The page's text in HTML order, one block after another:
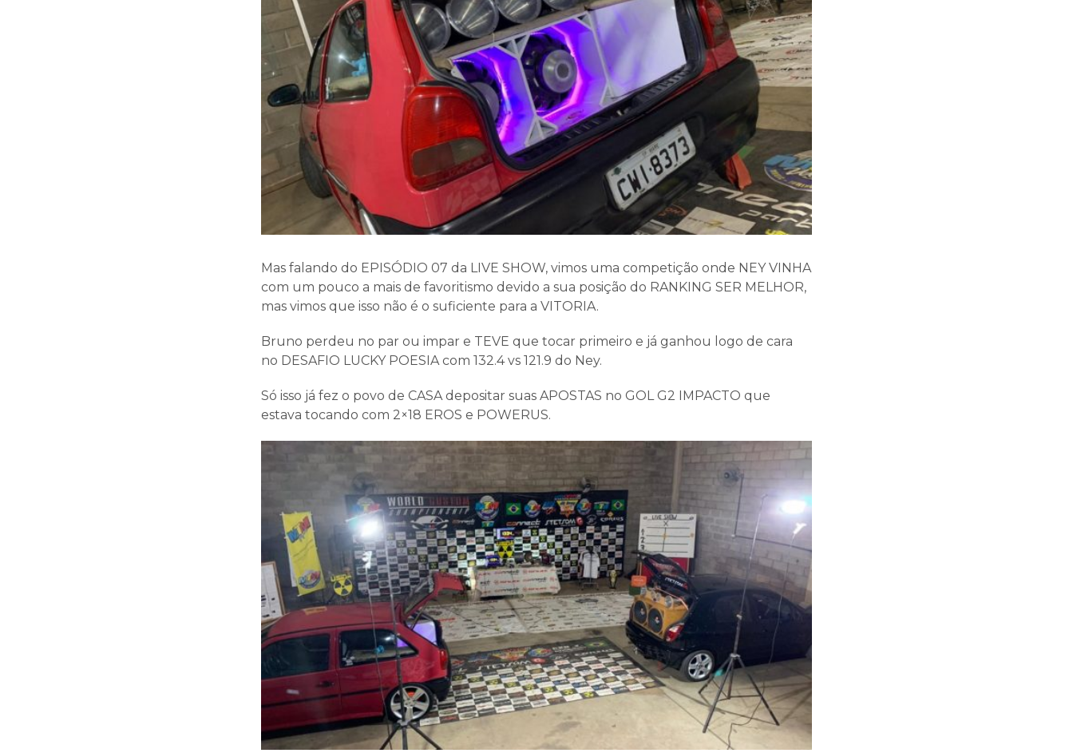
Mas falando do EPISÓDIO 07 da LIVE SHOW, vimos uma competição onde NEY VINHA
com um pouco a mais de favoritismo devido a sua posição do RANKING SER MELHOR,
mas vimos que isso não é o suficiente para a VITORIA.
Bruno perdeu no par ou impar e TEVE que tocar primeiro e já ganhou logo de cara
no DESAFIO LUCKY POESIA com 132.4 vs 121.9 do Ney.
Só isso já fez o povo de CASA depositar suas APOSTAS no GOL G2 IMPACTO que
estava tocando com 2×18 EROS e POWERUS.